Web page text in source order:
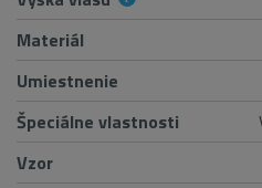
Materiál
Umiestnenie
Špeciálne vlastnosti
Vzor